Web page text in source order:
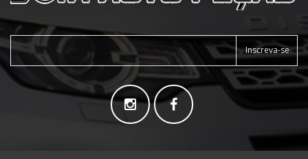
Inscreva-se